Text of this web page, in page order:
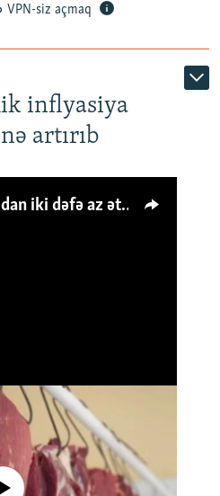
VPN-siz açmaq
inflyasiya
artırıb
Azərbaycanlı avropalıdan iki dəfə az ət yeyir, amma... 'Qiymət artımı qaçılmazdır'
currently available